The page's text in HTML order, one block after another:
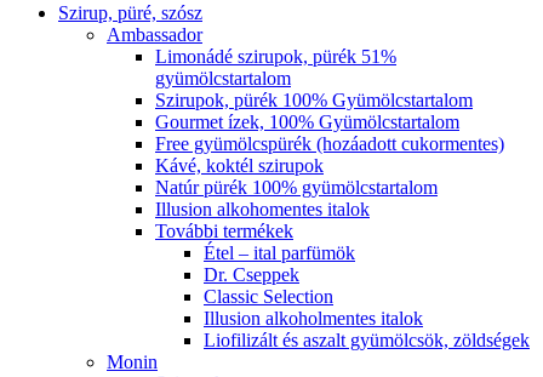
Szirup, püré, szósz
Ambassador
Limonádé szirupok, pürék 51%
gyümölcstartalom
Szirupok, pürék 100% Gyümölcstartalom
Gourmet ízek, 100% Gyümölcstartalom
Free gyümölcspürék (hozáadott cukormentes)
Kávé, koktél szirupok
Natúr pürék 100% gyümölcstartalom
Illusion alkohomentes italok
További termékek
Étel – ital parfümök
Dr. Cseppek
Classic Selection
Illusion alkoholmentes italok
Liofilizált és aszalt gyümölcsök, zöldségek
Monin